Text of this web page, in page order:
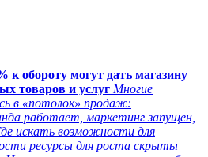
к обороту могут дать магазину
товаров и услуг Многие
в «потолок» продаж:
работает, маркетинг запущен,
искать возможности для
ресурсы для роста скрыты